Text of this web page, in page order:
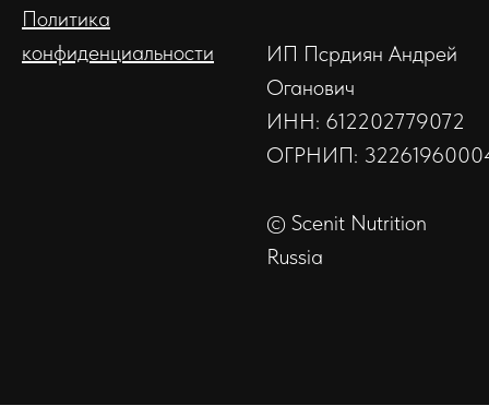
Политика
конфиденциальности
ИП Псрдиян Андрей
Оганович
ИНН: 612202779072
ОГРНИП:
© Scenit Nutrition
Russia